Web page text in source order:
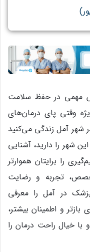
مهمی در حفظ سلامت
وقتی پای درمان‌های
آمل زندگی می‌کنید
شهر را دارید، آشنایی
را برایتان هموارتر
تجربه و رضایت
دندانپزشک در آمل را معرفی
بازتر و اطمینان بیشتر،
خیال راحت درمان را